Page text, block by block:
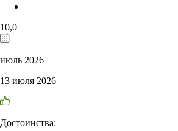
10,0
июль 2026
13 июля 2026
Достоинства: